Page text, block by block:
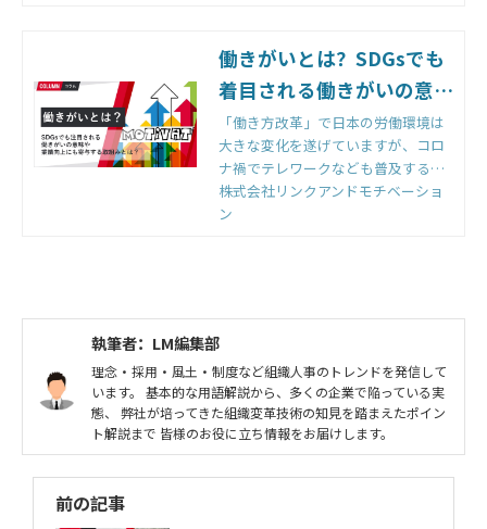
働きがいとは？SDGsでも
着目される働きがいの意味
や業績向上にも寄与する取
組みとは？｜組織改善なら
モチベーションクラウド |
株式会社リンクアンドモチ
「働き方改革」で日本の労働環境は
大きな変化を遂げていますが、コロ
ナ禍でテレワークなども普及する
中、時間に縛られる働き方から成果
ややりがいを基準とした働き方に切
株式会社リンクアンドモチベーショ
ン
執筆者：LM編集部
理念・採用・風土・制度など組織人事のトレンドを発信して
います。 基本的な用語解説から、多くの企業で陥っている実
態、 弊社が培ってきた組織変革技術の知見を踏まえたポイン
ト解説まで 皆様のお役に立ち情報をお届けします。
前の記事